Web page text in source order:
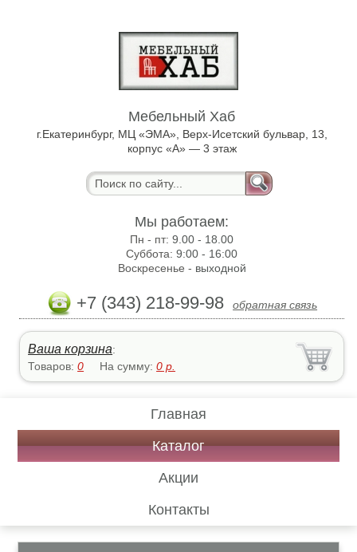
Мебельный Хаб
г.Екатеринбург, МЦ «ЭМА», Верх-Исетский бульвар, 13,
корпус «А» — 3 этаж
Мы работаем:
Пн - пт:9.00 - 18.00
Суббота:9:00 - 16:00
Воскресенье - выходной
+7 (343) 218-99-98 обратная связь
Ваша корзина:
Товаров:0 На сумму:0 р.
Главная
Каталог
Акции
Контакты